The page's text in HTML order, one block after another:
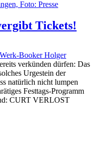
Tickets!
Booker Holger
verkünden dürfen: Das
Urgestein der
natürlich nicht lumpen
Festtags-Programm
CURT VERLOST